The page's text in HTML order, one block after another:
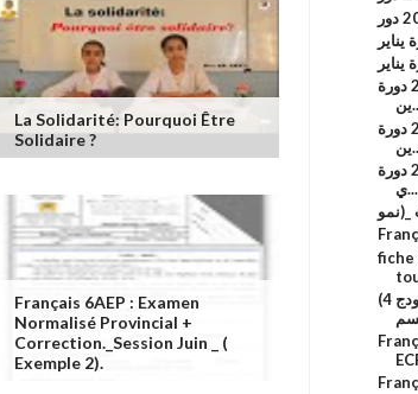
La Solidarité: Pourquoi Être
Solidaire ?
Français 6AEP : Examen
Normalisé Provincial +
Correction._Session Juin _ (
Exemple 2).
الإمتحان الموحد المحلي–السادس إبتدائي 2023 دورة
الإمتحان الموحد المحلي–السادس إبتدائي 2023 دورة
الإمتحان الموحد المحلي– السادس إبتدائي 2023 دورة
ي...
fiche
(نمودج 4) المراقبة المستمرة 2 د1 _نشاط علمي_